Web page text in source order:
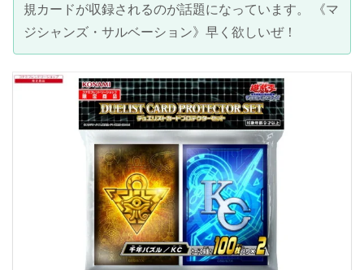
規カードが収録されるのが話題になっています。 《マ
ジシャンズ・サルベーション》早く欲しいぜ！